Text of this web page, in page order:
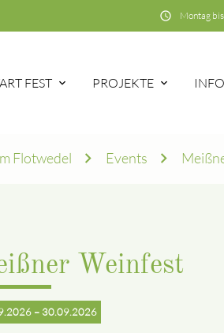
schedule Montag
FEST PROJEKTE INFO
Flotwedel Events
Weinfest
– 30.09.2026